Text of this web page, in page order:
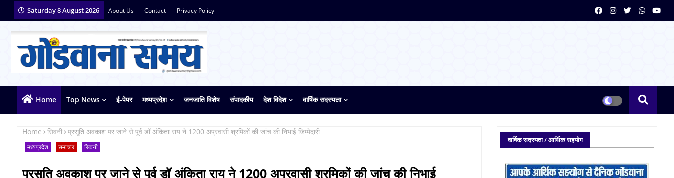
Saturday 8 August 2026 About Us Contact Privacy Policy
Home Top News ई-पेपर मध्यप्रदेश जनजाति विशेष संपादकीय देश विदेश वार्षिक सदस्यता
Home सिवनी प्रसूति अवकाश पर जाने से पूर्व डॉ अंकिता राय ने 1200 अप्रवासी श्रमिकों की जांच की निभाई जिम्मेदारी
मध्यप्रदेश समाचार सिवनी
प्रसूति अवकाश पर जाने से पूर्व डॉ अंकिता राय ने 1200 अप्रवासी श्रमिकों की जांच की निभाई
वार्षिक सदस्यता / आर्थिक सहयोग